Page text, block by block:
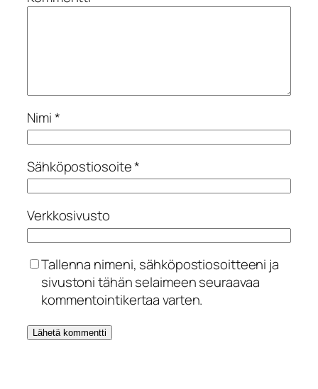
Nimi*
Sähköpostiosoite*
Verkkosivusto
Tallenna nimeni, sähköpostiosoitteeni ja
sivustoni tähän selaimeen seuraavaa
kommentointikertaa varten.